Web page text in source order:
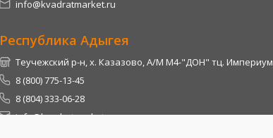
info@kvadratmarket.ru
Республика Адыгея
Теучежский р-н, х. Казазово, А/М М4-"ДОН" тц. Империум
8 (800) 775-13-45
8 (804) 333-06-28
info@kvadratmarket.ru